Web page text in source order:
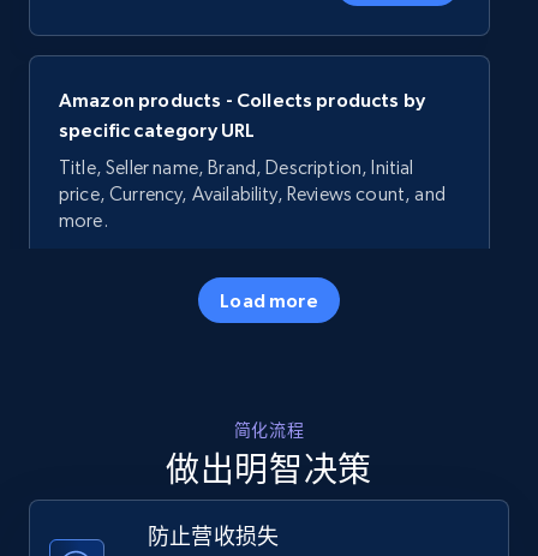
Amazon products - Collects products by
specific category URL
Title, Seller name, Brand, Description, Initial
price, Currency, Availability, Reviews count, and
more.
5.7K+
Title, Seller name, Brand, Description, Initial
price, Currency, Availability, Reviews count, and
Load more
简化流程
做出明智决策
防止营收损失